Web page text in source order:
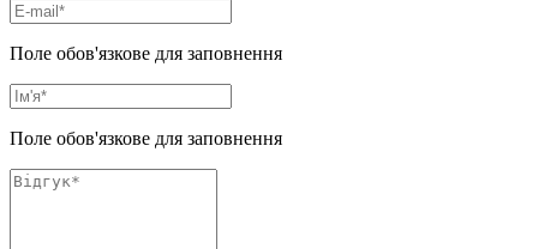
Поле обов'язкове для заповнення
Поле обов'язкове для заповнення